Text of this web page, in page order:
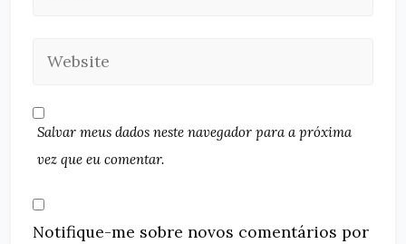
Salvar meus dados neste navegador para a próxima
vez que eu comentar.
Notifique-me sobre novos comentários por